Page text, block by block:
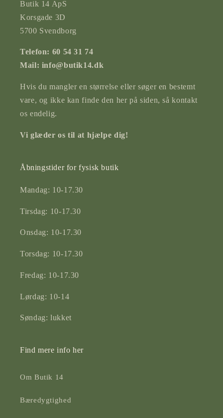
Butik 14 ApS
Korsgade 3D
5700 Svendborg
Telefon: 60 54 31 74
Mail: info@butik14.dk
Hvis du mangler en størrelse eller søger en bestemt
vare, og ikke kan finde den her på siden, så kontakt
os endelig.
Vi glæder os til at hjælpe dig!
Åbningstider for fysisk butik
Mandag: 10-17.30
Tirsdag: 10-17.30
Onsdag: 10-17.30
Torsdag: 10-17.30
Fredag: 10-17.30
Lørdag: 10-14
Søndag: lukket
Find mere info her
Om Butik 14
Bæredygtighed